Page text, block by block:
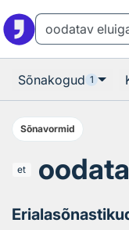
Sõnakogud 1
Sõnavormid
et